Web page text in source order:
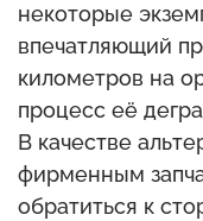
некоторые
впечатляющий
километров на
процесс её
В качестве
фирменным
обратиться к